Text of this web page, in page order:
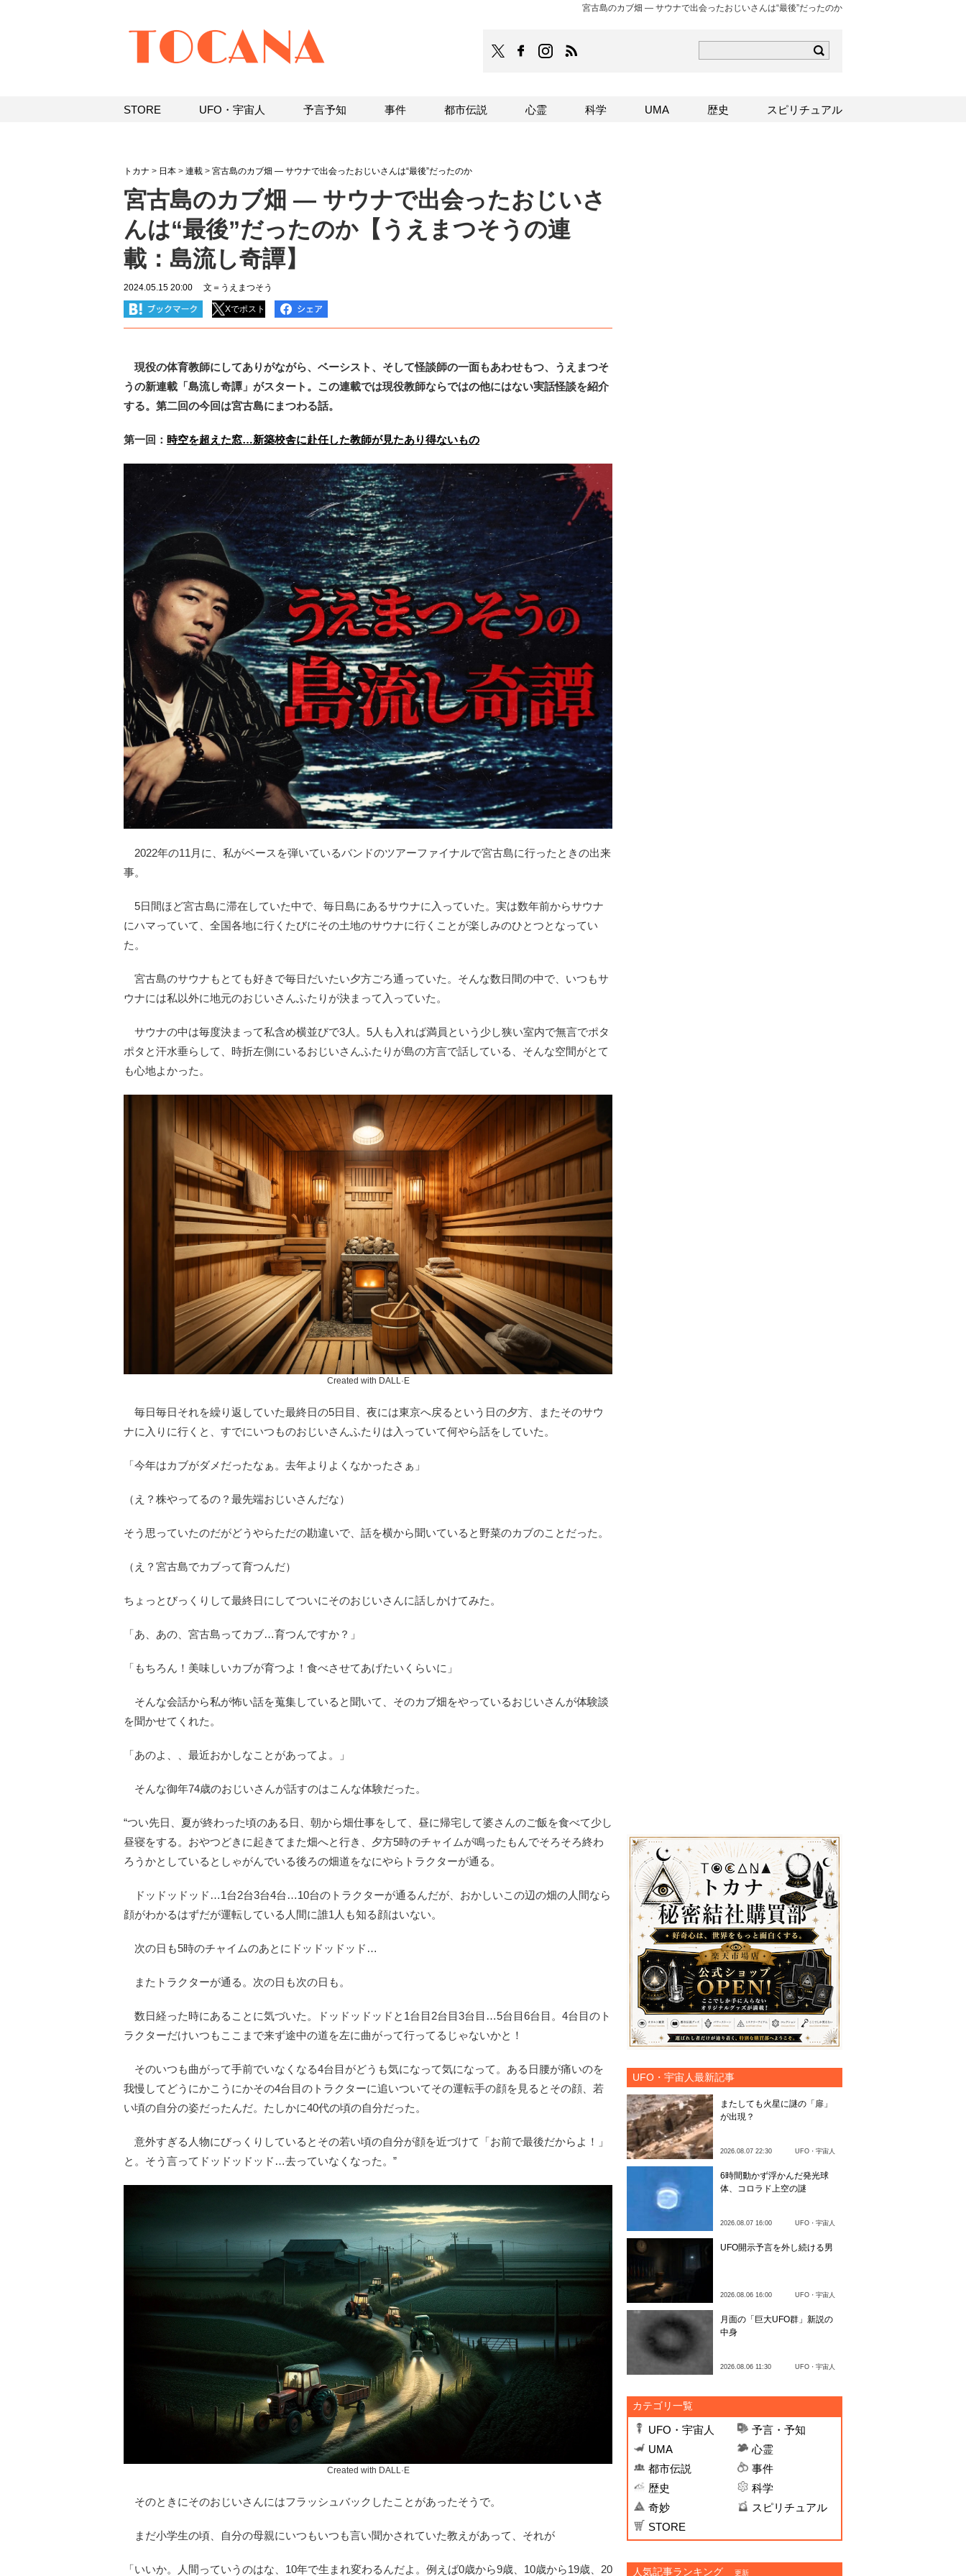
宮古島のカブ畑 ― サウナで出会ったおじいさんは“最後”だったのか
TOCANAのFacebookはこちら
TOCANAのinstagramはこちら
トカナ > 日本 > 連載 > 宮古島のカブ畑 ― サウナで出会ったおじいさんは“最後”だったのか
宮古島のカブ畑 ― サウナで出会ったおじいさ
んは“最後”だったのか【うえまつそうの連
載：島流し奇譚】
2024.05.15 20:00 文＝うえまつそう
Xでポスト
現役の体育教師にしてありがながら、ベーシスト、そして怪談師の一面もあわせもつ、うえまつそ
うの新連載「島流し奇譚」がスタート。この連載では現役教師ならではの他にはない実話怪談を紹介
する。第二回の今回は宮古島にまつわる話。
第一回： 時空を超えた窓…新築校舎に赴任した教師が見たあり得ないもの
2022年の11月に、私がベースを弾いているバンドのツアーファイナルで宮古島に行ったときの出来
事。
5日間ほど宮古島に滞在していた中で、毎日島にあるサウナに入っていた。実は数年前からサウナ
にハマっていて、全国各地に行くたびにその土地のサウナに行くことが楽しみのひとつとなってい
た。
宮古島のサウナもとても好きで毎日だいたい夕方ごろ通っていた。そんな数日間の中で、いつもサ
ウナには私以外に地元のおじいさんふたりが決まって入っていた。
サウナの中は毎度決まって私含め横並びで3人。5人も入れば満員という少し狭い室内で無言でポタ
ポタと汗水垂らして、時折左側にいるおじいさんふたりが島の方言で話している、そんな空間がとて
も心地よかった。
Created with DALL·E
毎日毎日それを繰り返していた最終日の5日目、夜には東京へ戻るという日の夕方、またそのサウ
ナに入りに行くと、すでにいつものおじいさんふたりは入っていて何やら話をしていた。
「今年はカブがダメだったなぁ。去年よりよくなかったさぁ」
（え？株やってるの？最先端おじいさんだな）
そう思っていたのだがどうやらただの勘違いで、話を横から聞いていると野菜のカブのことだった。
（え？宮古島でカブって育つんだ）
ちょっとびっくりして最終日にしてついにそのおじいさんに話しかけてみた。
「あ、あの、宮古島ってカブ…育つんですか？」
「もちろん！美味しいカブが育つよ！食べさせてあげたいくらいに」
そんな会話から私が怖い話を蒐集していると聞いて、そのカブ畑をやっているおじいさんが体験談
を聞かせてくれた。
「あのよ、、最近おかしなことがあってよ。」
そんな御年74歳のおじいさんが話すのはこんな体験だった。
“つい先日、夏が終わった頃のある日、朝から畑仕事をして、昼に帰宅して婆さんのご飯を食べて少し
昼寝をする。おやつどきに起きてまた畑へと行き、夕方5時のチャイムが鳴ったもんでそろそろ終わ
ろうかとしているとしゃがんでいる後ろの畑道をなにやらトラクターが通る。
ドッドッドッド…1台2台3台4台…10台のトラクターが通るんだが、おかしいこの辺の畑の人間なら
顔がわかるはずだが運転している人間に誰1人も知る顔はいない。
次の日も5時のチャイムのあとにドッドッドッド…
またトラクターが通る。次の日も次の日も。
数日経った時にあることに気づいた。ドッドッドッドと1台目2台目3台目…5台目6台目。4台目のト
ラクターだけいつもここまで来ず途中の道を左に曲がって行ってるじゃないかと！
そのいつも曲がって手前でいなくなる4台目がどうも気になって気になって。ある日腰が痛いのを
我慢してどうにかこうにかその4台目のトラクターに追いついてその運転手の顔を見るとその顔、若
い頃の自分の姿だったんだ。たしかに40代の頃の自分だった。
意外すぎる人物にびっくりしているとその若い頃の自分が顔を近づけて「お前で最後だからよ！」
と。そう言ってドッドッドッド…去っていなくなった。”
Created with DALL·E
そのときにそのおじいさんにはフラッシュバックしたことがあったそうで。
まだ小学生の頃、自分の母親にいつもいつも言い聞かされていた教えがあって、それが
「いいか。人間っていうのはな、10年で生まれ変わるんだよ。例えば0歳から9歳、10歳から19歳、20
UFO・宇宙人最新記事
またしても火星に謎の「扉」
が出現？
2026.08.07 22:30 UFO・宇宙人
6時間動かず浮かんだ発光球
体、コロラド上空の謎
2026.08.07 16:00 UFO・宇宙人
UFO開示予言を外し続ける男
2026.08.06 16:00 UFO・宇宙人
月面の「巨大UFO群」新説の
中身
2026.08.06 11:30 UFO・宇宙人
カテゴリ一覧
UFO・宇宙人
予言・予知
UMA
心霊
都市伝説
事件
歴史
科学
奇妙
スピリチュアル
STORE
人気記事ランキング 更新
STORE UFO・宇宙人 予言予知 事件 都市伝説 心霊 科学 UMA 歴史 スピリチュアル